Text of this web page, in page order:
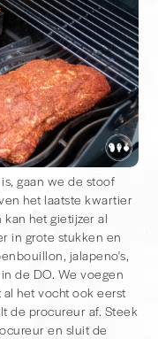
gaan we de stoof
het laatste kwartier
het gietijzer al
in grote stukken en
jalapeno's,
de DO. We voegen
het vocht ook eerst
de procureur af. Steek
en sluit de